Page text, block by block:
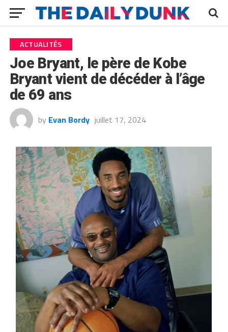
ACTUALITÉS
Joe Bryant, le père de Kobe
Bryant vient de décéder à l’âge
de 69 ans
by Evan Bordy juillet 17, 2024